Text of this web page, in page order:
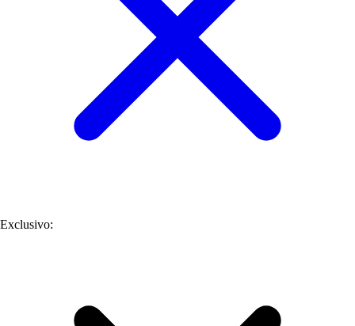
Exclusivo: